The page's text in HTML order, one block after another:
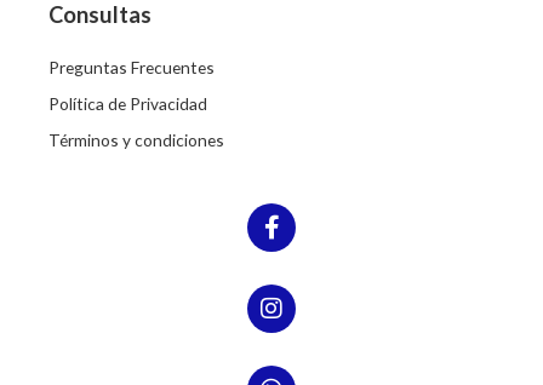
Consultas
Preguntas Frecuentes
Política de Privacidad
Términos y condiciones